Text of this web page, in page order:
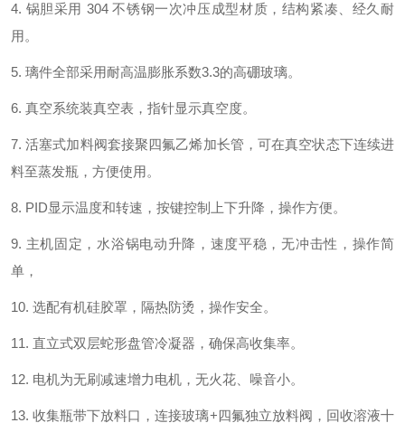
4. 锅胆采用 304不锈钢一次冲压成型材质，结构紧凑、经久耐
用 。
5. 璃件全部采用耐高温膨胀系数3.3的高硼玻璃。
6. 真空系统装真空表， 指针显示真空度。
7.活塞式加料阀套接聚四氟乙烯加长管，可在真空状态下连续进
料至蒸发瓶， 方便使用。
8. PID显示温度和转速 ， 按键控制 上下升降，操作方便。
9. 主机固定，水浴锅电动升降，速度平稳，无冲击性，操作简
单，
10. 选配有机硅胶罩，隔热防烫，操作安全。
11. 直立式双层蛇形盘管冷凝器，确保高收集率。
12. 电机为无刷减速增力电机，无火花、噪音小。
13.收集瓶带下放料口，连接玻璃+四氟独立放料阀，回收溶液十